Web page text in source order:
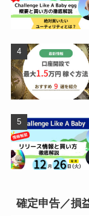
確定申告／損